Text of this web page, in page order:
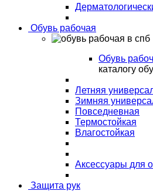
Обувь рабочая
Обувь
каталогу
Летняя
Зимняя
Повседневная
Термостойкая
Влагостойкая
Аксессуары для
Защита рук